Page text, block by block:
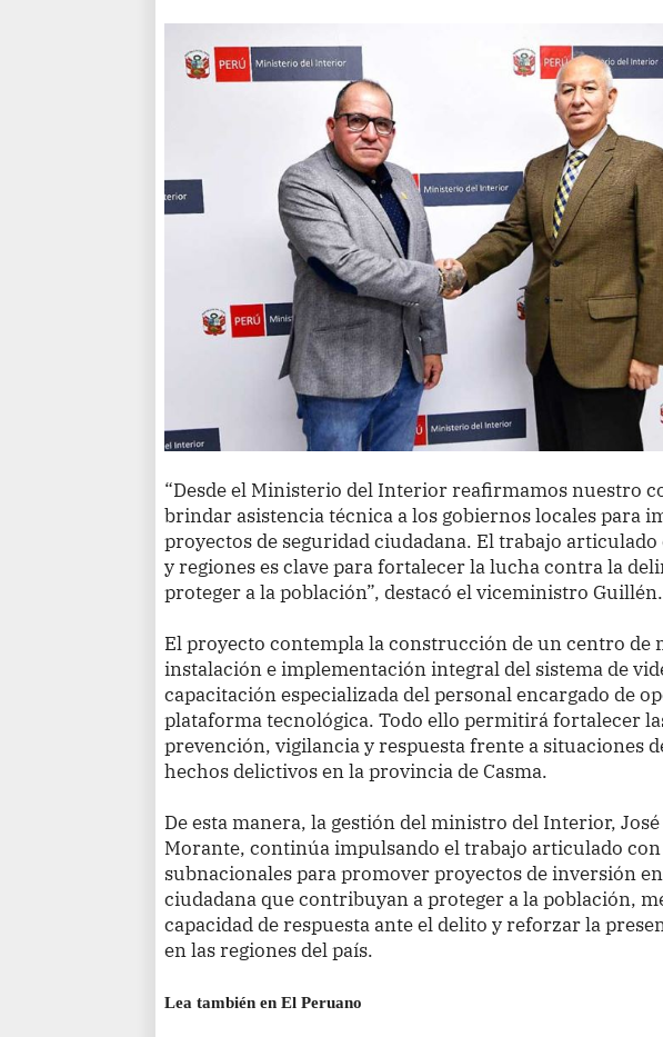
“Desde el Ministerio del Interior reafirmamos nuestro
brindar asistencia técnica a los gobiernos locales para
proyectos de seguridad ciudadana. El trabajo
y regiones es clave para fortalecer la lucha contra la
proteger a la población”, destacó el viceministro Guillén.
El proyecto contempla la construcción de un centro de
instalación e implementación integral del sistema de
capacitación especializada del personal encargado de
plataforma tecnológica. Todo ello permitirá fortalecer
prevención, vigilancia y respuesta frente a situaciones
hechos delictivos en la provincia de Casma.
De esta manera, la gestión del ministro del Interior, José
Morante, continúa impulsando el trabajo articulado
subnacionales para promover proyectos de inversión
ciudadana que contribuyan a proteger a la población,
capacidad de respuesta ante el delito y reforzar la
en las regiones del país.
Lea también en El Peruano